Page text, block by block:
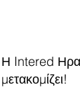
Η Intered
μετακομίζει!